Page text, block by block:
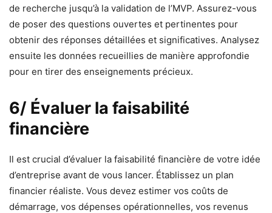
de recherche jusqu’à la validation de l’MVP. Assurez-vous
de poser des questions ouvertes et pertinentes pour
obtenir des réponses détaillées et significatives. Analysez
ensuite les données recueillies de manière approfondie
pour en tirer des enseignements précieux.
6/ Évaluer la faisabilité
financière
Il est crucial d’évaluer la faisabilité financière de votre idée
d’entreprise avant de vous lancer. Établissez un plan
financier réaliste. Vous devez estimer vos coûts de
démarrage, vos dépenses opérationnelles, vos revenus